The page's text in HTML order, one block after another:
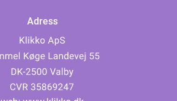
Adress